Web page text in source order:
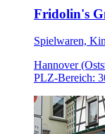
Fridolin's
Spielwaren,
Hannover
PLZ-Bereich: